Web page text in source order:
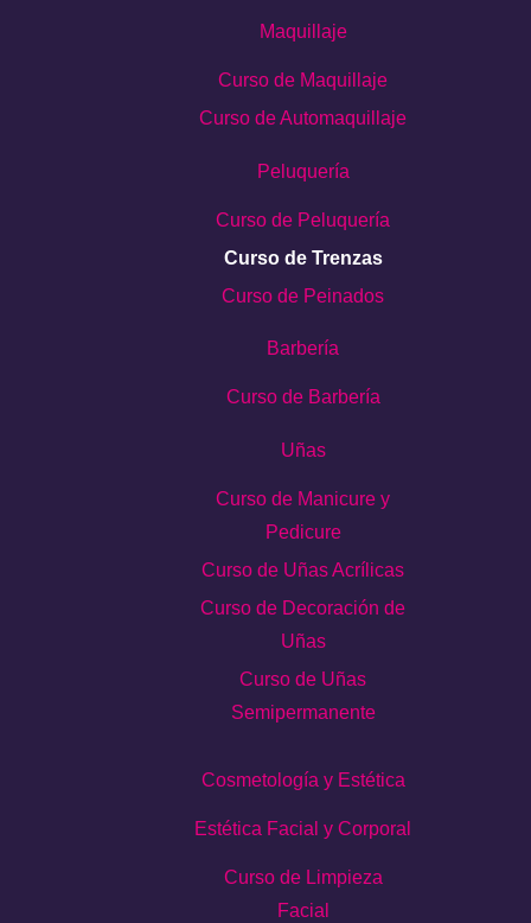
Maquillaje
Curso de Maquillaje
Curso de Automaquillaje
Peluquería
Curso de Peluquería
Curso de Trenzas
Curso de Peinados
Barbería
Curso de Barbería
Uñas
Curso de Manicure y
Pedicure
Curso de Uñas Acrílicas
Curso de Decoración de
Uñas
Curso de Uñas
Semipermanente
Cosmetología y Estética
Estética Facial y Corporal
Curso de Limpieza
Facial